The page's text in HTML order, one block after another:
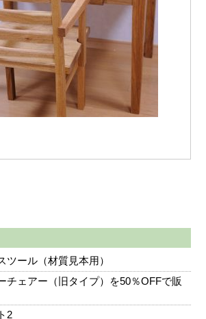
ツール（材質見本用）
チェアー（旧タイプ）を50％OFFで販
2